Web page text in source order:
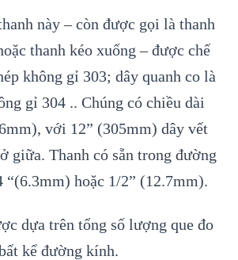
này – còn được gọi là thanh
thanh kéo xuống – được chế
không gỉ 303; dây quanh co là
gỉ 304 .. Chúng có chiều dài
với 12” (305mm) dây vết
giữa. Thanh có sẵn trong đường
“(6.3mm) hoặc 1/2” (12.7mm).
dựa trên tổng số lượng que đo
kể đường kính.